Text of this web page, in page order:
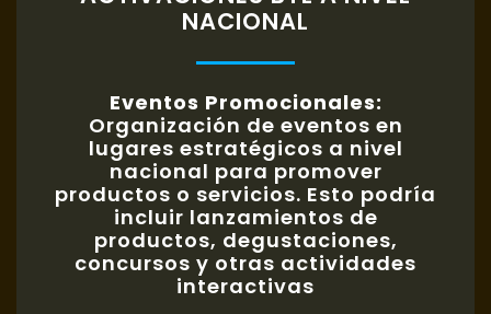
NACIONAL
Eventos Promocionales:
Organización de eventos en
lugares estratégicos a nivel
nacional para promover
productos o servicios. Esto podría
incluir lanzamientos de
productos, degustaciones,
concursos y otras actividades
interactivas